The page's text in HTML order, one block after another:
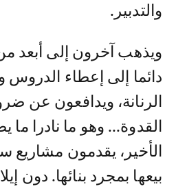
والتدبير.
ويذهب آخرون إلى أبعد
دائما إلى إعطاء الدروس
الرنانة، ويدافعون عن
القدوة... وهو ما نادرا ما
الأخير، يقدمون مشاريع
بيعها بمجرد بنائها. دون